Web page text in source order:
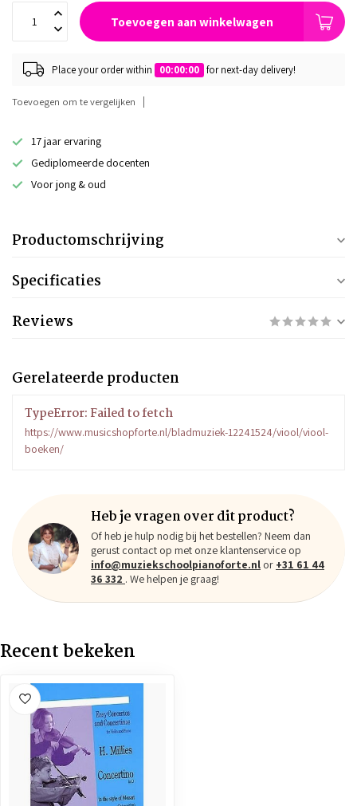
Toevoegen aan winkelwagen
Place your order within 00:00:00 for next-day delivery!
Toevoegen om te vergelijken
17 jaar ervaring
Gediplomeerde docenten
Voor jong & oud
Productomschrijving
Specificaties
Reviews
Gerelateerde producten
TypeError: Failed to fetch
https://www.musicshopforte.nl/bladmuziek-12241524/viool/viool-
boeken/
Heb je vragen over dit product?
Of heb je hulp nodig bij het bestellen? Neem dan
gerust contact op met onze klantenservice op
info@muziekschoolpianoforte.nl or +31 61 44
36 332 . We helpen je graag!
Recent bekeken